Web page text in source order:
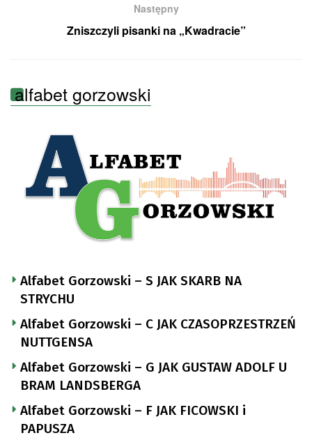
Następny
Zniszczyli pisanki na „Kwadracie”
alfabet gorzowski
Alfabet Gorzowski – S JAK SKARB NA
STRYCHU
Alfabet Gorzowski – C JAK CZASOPRZESTRZEŃ
NUTTGENSA
Alfabet Gorzowski – G JAK GUSTAW ADOLF U
BRAM LANDSBERGA
Alfabet Gorzowski – F JAK FICOWSKI i
PAPUSZA